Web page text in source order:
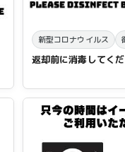
新型コロナウイルス
返却前に消毒してく